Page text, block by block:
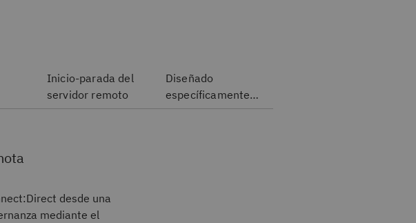
Inicio-parada del
servidor remoto
Diseñado
específicamente
para Connect:
desde una
mediante el